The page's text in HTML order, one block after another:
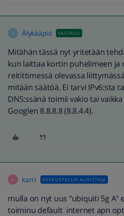
Ä Älykääpiö VASTAUS
Mitähän tässä nyt yritetään
kun laittaa kortin puhelimeen ja
reitittimessä olevassa
mitään säätöä. Ei tarvi IPv6:sta
DNS:ssänä toimii vakio tai
Googlen 8.8.8.8 (8.8.4.4).
K karri KESKUSTELUN ALOITTAJA
mulla on nyt uus "ubiquiti 5g A"
toiminu default internet apn